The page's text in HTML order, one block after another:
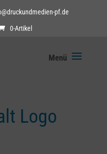
pf.de
0-Artikel
Logo